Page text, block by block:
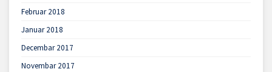
Februar 2018
Januar 2018
Decembar 2017
Novembar 2017